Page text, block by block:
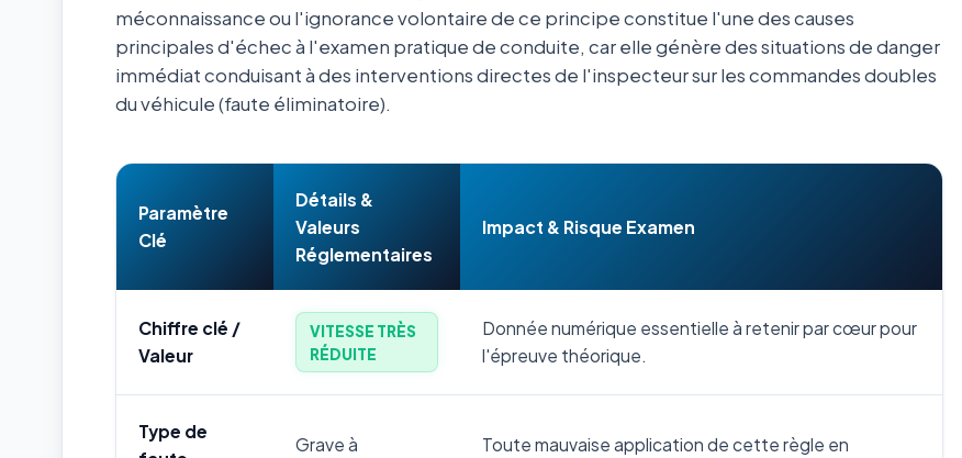
méconnaissance ou l'ignorance volontaire de ce principe constitue l'une des causes
principales d'échec à l'examen pratique de conduite, car elle génère des situations de danger
immédiat conduisant à des interventions directes de l'inspecteur sur les commandes doubles
du véhicule (faute éliminatoire).
Paramètre
Clé
Détails &
Valeurs
Réglementaires
Impact & Risque Examen
Chiffre clé /
Valeur
VITESSE TRÈS
RÉDUITE
Donnée numérique essentielle à retenir par cœur pour
l'épreuve théorique.
Type de
Grave à
Toute mauvaise application de cette règle en